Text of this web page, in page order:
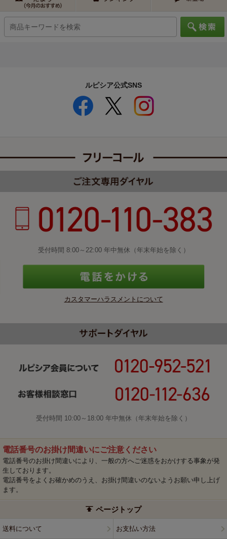
ルピシア公式SNS
受付時間 8:00～22:00 年中無休（年末年始を除く）
カスタマーハラスメントについて
受付時間 10:00～18:00 年中無休（年末年始を除く）
電話番号のお掛け間違いにご注意ください
電話番号のお掛け間違いにより、一般の方へご迷惑をおかけする事象が発
生しております。
電話番号をよくお確かめのうえ、お掛け間違いのないようお願い申し上げ
ます。
ページトップ
送料について お支払い方法